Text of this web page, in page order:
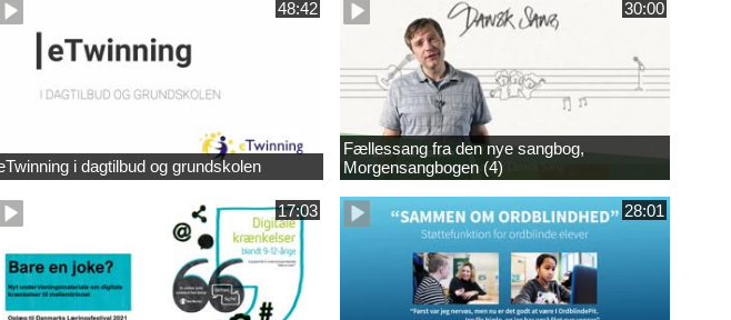
48:42
i dagtilbud og grundskolen
30:00
Fællessang fra den nye sangbog,
Morgensangbogen (4)
17:03 28:01